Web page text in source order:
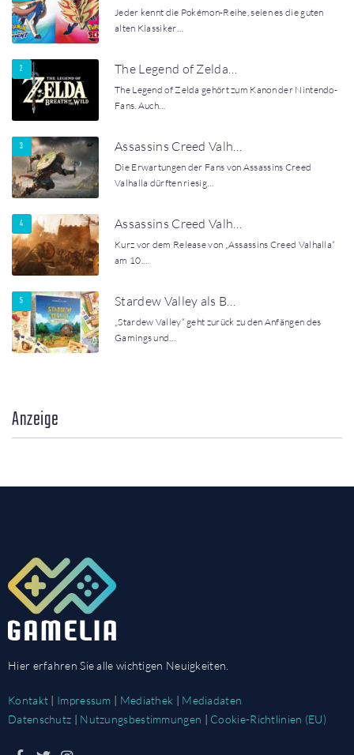
Jeder kennt die Pokémon-Reihe, seien es die guten
alten Klassiker…
The Legend of Zelda…
The Legend of Zelda gehört zum Kanon der Nintendo-
Fans. Auch…
Assassins Creed Valh…
Die Erwartungen der Fans von Assassins Creed
Valhalla dürften riesig…
Assassins Creed Valh…
Kurz vor dem Release von „Assassins Creed Valhalla“
am 10.…
Stardew Valley als B…
„Stardew Valley“ geht zurück zu den Anfängen des
Gamings und…
Anzeige
Hier erfahren Sie alle wichtigen Neuigkeiten.
Kontakt | Impressum | Mediathek | Mediadaten
Datenschutz | Nutzungsbestimmungen | Cookie-Richtlinien (EU)